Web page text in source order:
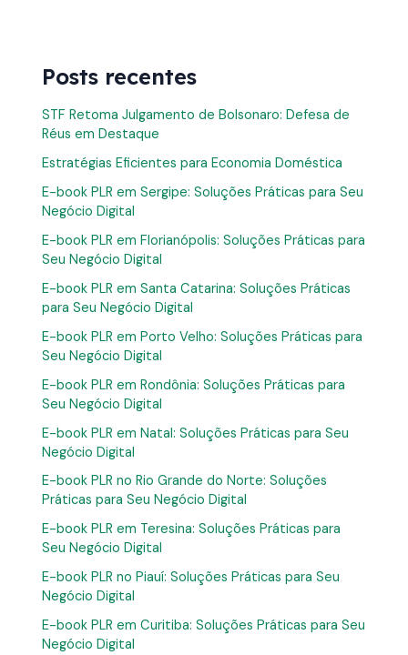
Posts recentes
STF Retoma Julgamento de Bolsonaro: Defesa de
Réus em Destaque
Estratégias Eficientes para Economia Doméstica
E-book PLR em Sergipe: Soluções Práticas para Seu
Negócio Digital
E-book PLR em Florianópolis: Soluções Práticas para
Seu Negócio Digital
E-book PLR em Santa Catarina: Soluções Práticas
para Seu Negócio Digital
E-book PLR em Porto Velho: Soluções Práticas para
Seu Negócio Digital
E-book PLR em Rondônia: Soluções Práticas para
Seu Negócio Digital
E-book PLR em Natal: Soluções Práticas para Seu
Negócio Digital
E-book PLR no Rio Grande do Norte: Soluções
Práticas para Seu Negócio Digital
E-book PLR em Teresina: Soluções Práticas para
Seu Negócio Digital
E-book PLR no Piauí: Soluções Práticas para Seu
Negócio Digital
E-book PLR em Curitiba: Soluções Práticas para Seu
Negócio Digital